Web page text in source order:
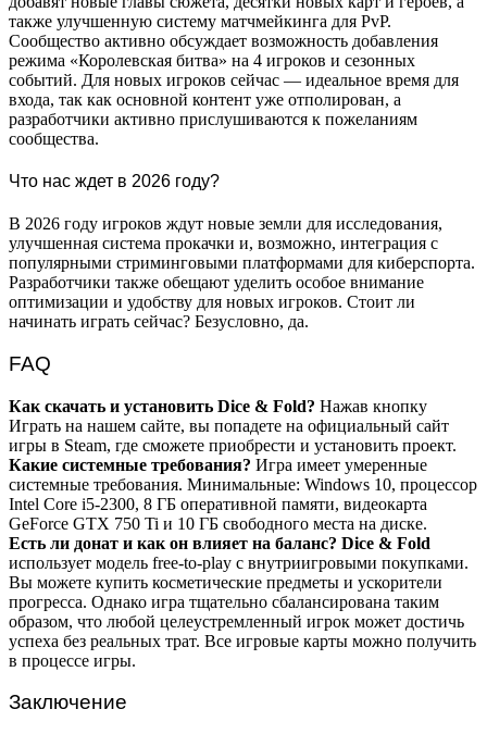
также улучшенную систему матчмейкинга для PvP.
Сообщество активно обсуждает возможность добавления
режима «Королевская битва» на 4 игроков и сезонных
событий. Для новых игроков сейчас — идеальное время для
входа, так как основной контент уже отполирован, а
разработчики активно прислушиваются к пожеланиям
сообщества.
Что нас ждет в 2026 году?
В 2026 году игроков ждут новые земли для исследования,
улучшенная система прокачки и, возможно, интеграция с
популярными стриминговыми платформами для киберспорта.
Разработчики также обещают уделить особое внимание
оптимизации и удобству для новых игроков. Стоит ли
начинать играть сейчас? Безусловно, да.
FAQ
Как скачать и установить Dice & Fold? Нажав кнопку
Играть на нашем сайте, вы попадете на официальный сайт
игры в Steam, где сможете приобрести и установить проект.
Какие системные требования? Игра имеет умеренные
системные требования. Минимальные: Windows 10, процессор
Intel Core i5-2300, 8 ГБ оперативной памяти, видеокарта
GeForce GTX 750 Ti и 10 ГБ свободного места на диске.
Есть ли донат и как он влияет на баланс? Dice & Fold
использует модель free-to-play с внутриигровыми покупками.
Вы можете купить косметические предметы и ускорители
прогресса. Однако игра тщательно сбалансирована таким
образом, что любой целеустремленный игрок может достичь
успеха без реальных трат. Все игровые карты можно получить
в процессе игры.
Заключение